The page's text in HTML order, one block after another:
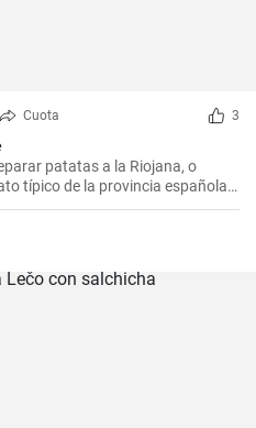
Cuota 3
patatas a la Riojana, o
típico de la provincia española